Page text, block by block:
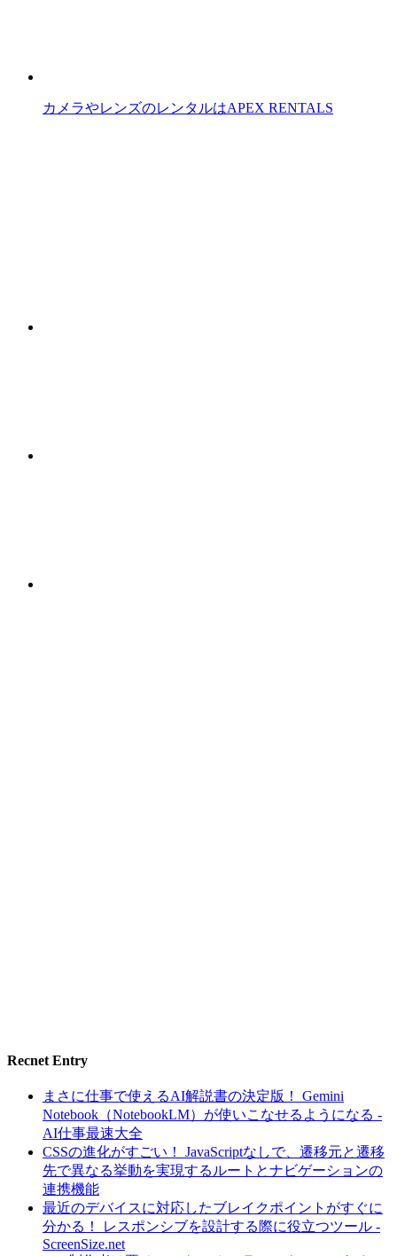
カメラやレンズのレンタルはAPEX RENTALS
Recnet Entry
まさに仕事で使えるAI解説書の決定版！ Gemini
Notebook（NotebookLM）が使いこなせるようになる -
AI仕事最速大全
CSSの進化がすごい！ JavaScriptなしで、遷移元と遷移
先で異なる挙動を実現するルートとナビゲーションの
連携機能
最近のデバイスに対応したブレイクポイントがすぐに
分かる！ レスポンシブを設計する際に役立つツール -
ScreenSize.net